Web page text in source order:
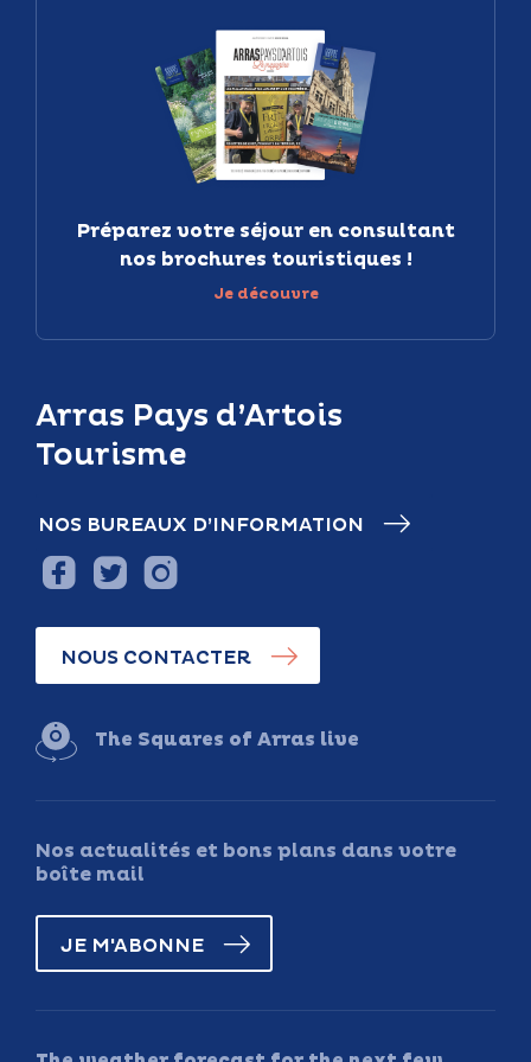
Arras Pays d’Artois
Tourisme
NOS BUREAUX D’INFORMATION
NOUS CONTACTER
The Squares of Arras live
Nos actualités et bons plans dans votre
boîte mail
JE M'ABONNE
Préparez votre séjour en consultant
nos brochures touristiques !
Je découvre